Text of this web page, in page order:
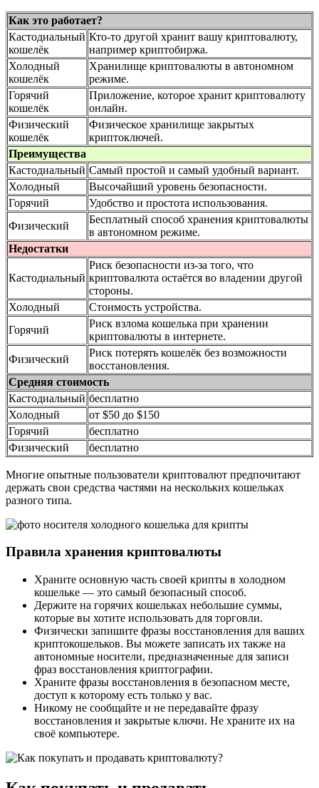
Как это работает?
Кастодиальный
кошелёк
Кто-то другой хранит вашу криптовалюту,
например криптобиржа.
Холодный
кошелёк
Хранилище криптовалюты в автономном
режиме.
Горячий
кошелёк
Приложение, которое хранит криптовалюту
онлайн.
Физический
кошелёк
Физическое хранилище закрытых
криптоключей.
Преимущества
Кастодиальный Самый простой и самый удобный вариант.
Холодный
Высочайший уровень безопасности.
Горячий
Удобство и простота использования.
Физический
Бесплатный способ хранения криптовалюты
в автономном режиме.
Недостатки
Кастодиальный
Риск безопасности из-за того, что
криптовалюта остаётся во владении другой
стороны.
Холодный
Стоимость устройства.
Горячий
Риск взлома кошелька при хранении
криптовалюты в интернете.
Физический
Риск потерять кошелёк без возможности
восстановления.
Средняя стоимость
Кастодиальный бесплатно
Холодный
от $50 до $150
Горячий
бесплатно
Физический
бесплатно
Многие опытные пользователи криптовалют предпочитают
держать свои средства частями на нескольких кошельках
разного типа.
Правила хранения криптовалюты
Храните основную часть своей крипты в холодном
кошельке — это самый безопасный способ.
Держите на горячих кошельках небольшие суммы,
которые вы хотите использовать для торговли.
Физически запишите фразы восстановления для ваших
криптокошельков. Вы можете записать их также на
автономные носители, предназначенные для записи
фраз восстановления криптографии.
Храните фразы восстановления в безопасном месте,
доступ к которому есть только у вас.
Никому не сообщайте и не передавайте фразу
восстановления и закрытые ключи. Не храните их на
своё компьютере.